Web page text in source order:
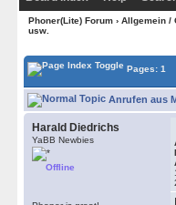
Phoner(Lite) Forum› Allgemein /
usw.
Pages: 1
Anrufen aus
Harald Diedrichs
YaBB Newbies
Offline